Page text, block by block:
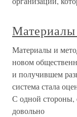
Материалы и
новом
и получившем
система стала
С одной стороны,
довольно